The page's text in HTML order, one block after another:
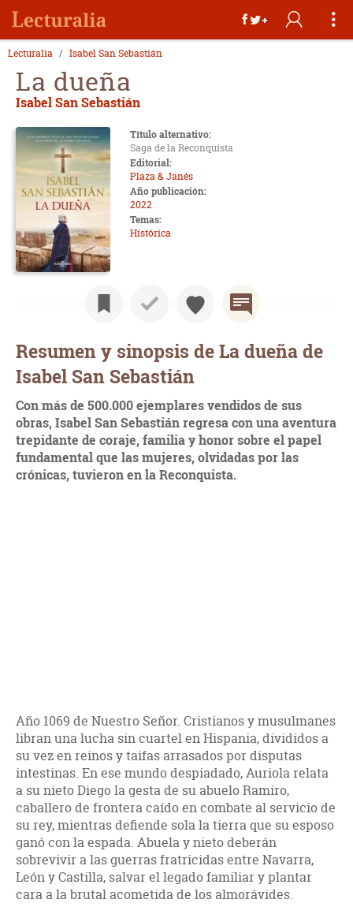
Lecturalia Isabel San Sebastián
La dueña
Isabel San Sebastián
Título alternativo:
Saga de la Reconquista
Editorial:
Plaza & Janés
Año publicación:
2022
Temas:
Histórica
Resumen y sinopsis de La dueña de
Isabel San Sebastián
Con más de 500.000 ejemplares vendidos de sus
obras, Isabel San Sebastián regresa con una aventura
trepidante de coraje, familia y honor sobre el papel
fundamental que las mujeres, olvidadas por las
crónicas, tuvieron en la Reconquista.
Año 1069 de Nuestro Señor. Cristianos y musulmanes
libran una lucha sin cuartel en Hispania, divididos a
su vez en reinos y taifas arrasados por disputas
intestinas. En ese mundo despiadado, Auriola relata
a su nieto Diego la gesta de su abuelo Ramiro,
caballero de frontera caído en combate al servicio de
su rey, mientras defiende sola la tierra que su esposo
ganó con la espada. Abuela y nieto deberán
sobrevivir a las guerras fratricidas entre Navarra,
León y Castilla, salvar el legado familiar y plantar
cara a la brutal acometida de los almorávides.